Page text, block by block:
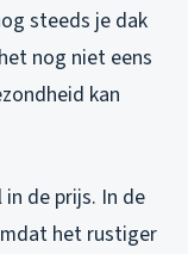
steeds je dak
nog niet eens
kan
de prijs. In de
het rustiger